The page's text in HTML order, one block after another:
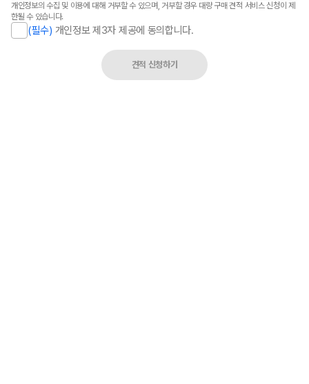
개인정보의 수집 및 이용에 대해 거부할 수 있으며, 거부할 경우 대량 구매 견적 서비스 신청이 제
한될 수 있습니다.
(필수) 개인정보 제3자 제공에 동의합니다.
견적 신청하기